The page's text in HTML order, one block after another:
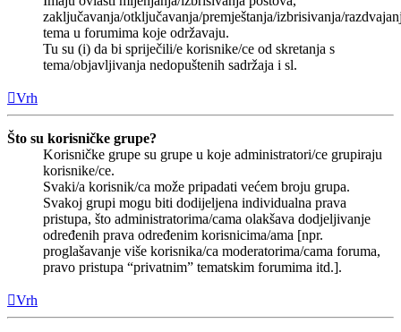
zaključavanja/otključavanja/premještanja/izbrisivanja/
tema u forumima koje održavaju.
Tu su (i) da bi spriječili/e korisnike/ce od skretanja s
tema/objavljivanja nedopuštenih sadržaja i sl.
Vrh
Što su korisničke grupe?
Korisničke grupe su grupe u koje administratori/ce grupiraju
korisnike/ce.
Svaki/a korisnik/ca može pripadati većem broju grupa.
Svakoj grupi mogu biti dodijeljena individualna prava
pristupa, što administratorima/cama olakšava dodjeljivanje
određenih prava određenim korisnicima/ama [npr.
proglašavanje više korisnika/ca moderatorima/cama foruma,
pravo pristupa “privatnim” tematskim forumima itd.].
Vrh